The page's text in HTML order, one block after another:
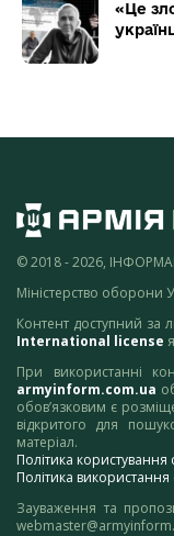
«Це
© 2018 - 2026,
Міністерство оборони
Контент доступний за
International license
При використанні
armyinform.com.ua
обов’язковим є
відкритого для
матеріал.
Політика
Політика
Зауваження та